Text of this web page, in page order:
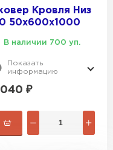
Кровля Низ
50х600х1000
В наличии 700 уп.
Показать
информацию
₽